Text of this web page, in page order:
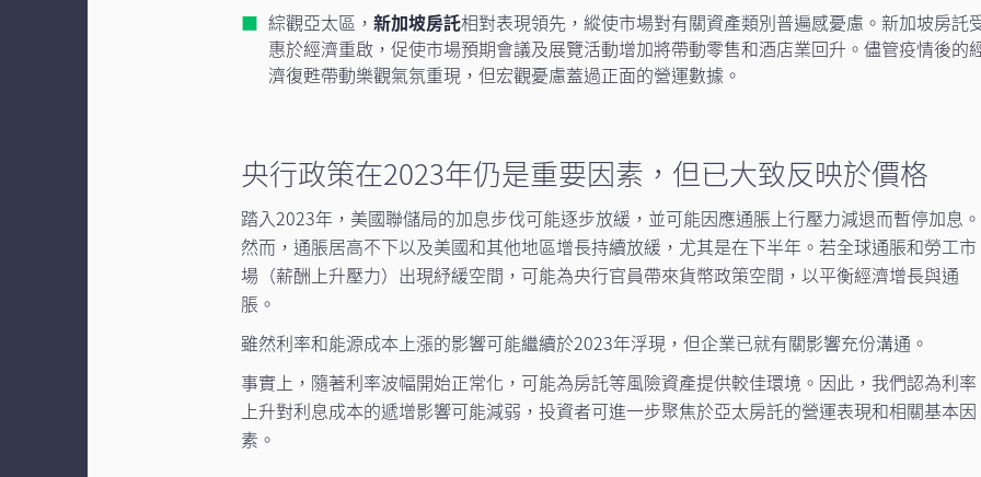
綜觀亞太區，新加坡房託相對表現領先，縱使市場對有關資產類別普遍感憂慮。新加坡房託
惠於經濟重啟，促使市場預期會議及展覽活動增加將帶動零售和酒店業回升。儘管疫情後的
濟復甦帶動樂觀氣氛重現，但宏觀憂慮蓋過正面的營運數據。
央行政策在2023年仍是重要因素，但已大致反映於價格
踏入2023年，美國聯儲局的加息步伐可能逐步放緩，並可能因應通脹上行壓力減退而暫停加息。
然而，通脹居高不下以及美國和其他地區增長持續放緩，尤其是在下半年。若全球通脹和勞工市
場（薪酬上升壓力）出現紓緩空間，可能為央行官員帶來貨幣政策空間，以平衡經濟增長與通
脹。
雖然利率和能源成本上漲的影響可能繼續於2023年浮現，但企業已就有關影響充份溝通。
事實上，隨著利率波幅開始正常化，可能為房託等風險資產提供較佳環境。因此，我們認為利率
上升對利息成本的遞增影響可能減弱，投資者可進一步聚焦於亞太房託的營運表現和相關基本因
素。